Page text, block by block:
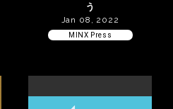
う
Jan 08, 2022
MINX Press